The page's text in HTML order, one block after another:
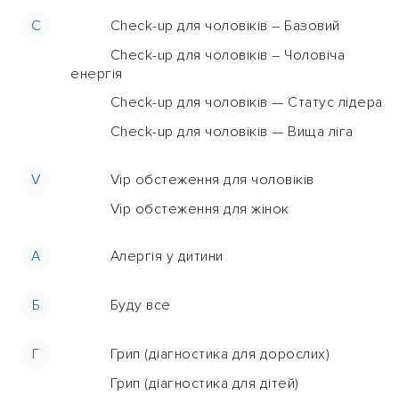
C
Check-up для чоловіків – Базовий
Check-up для чоловіків – Чоловіча
енергія
Check-up для чоловіків — Статус лідера
Check-up для чоловіків — Вища ліга
V
Vip обстеження для чоловіків
Vip обстеження для жінок
А Алергія у дитини
Б Буду все
Г
Грип (діагностика для дорослих)
Грип (діагностика для дітей)